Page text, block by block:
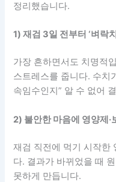
정리했습니다.
1) 재검 3일 전부터 ‘벼락
가장 흔하면서도 치명적
스트레스를 줍니다. 수치
속임수인지” 알 수 없어
2) 불안한 마음에 영양제·
재검 직전에 먹기 시작한
다. 결과가 바뀌었을 때
못하게 만듭니다.